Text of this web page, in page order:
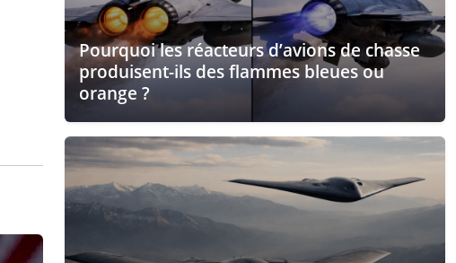
Pourquoi les réacteurs d’avions de chasse
produisent-ils des flammes bleues ou
orange ?